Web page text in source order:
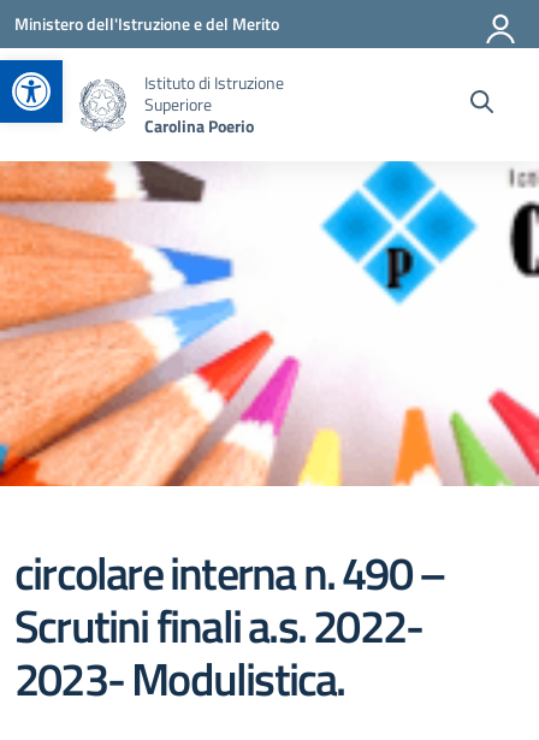
Apri la barra degli strumenti
Vai ai contenuti
Vai al menu di navigazione
Vai al footer
Ministero dell'Istruzione e del Merito
Istituto di Istruzione
Superiore
Carolina Poerio
circolare interna n. 490 –
Scrutini finali a.s. 2022-
2023- Modulistica.